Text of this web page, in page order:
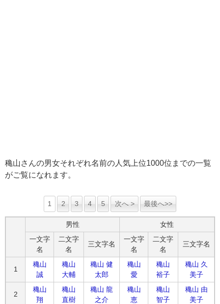
穐山さんの男女それぞれ名前の人気上位1000位までの一覧
がご覧になれます。
1 2 3 4 5 次へ > 最後へ>>
男性
女性
一文字
名
二文字
名
三文字名
一文字
名
二文字
名
三文字名
1
穐山
誠
穐山
大輔
穐山 健
太郎
穐山
愛
穐山
裕子
穐山 久
美子
2
穐山
翔
穐山
直樹
穐山 龍
之介
穐山
恵
穐山
智子
穐山 由
美子